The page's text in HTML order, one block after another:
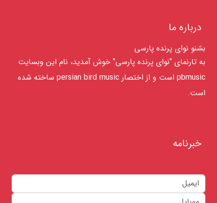
درباره ما
بشنو نوای پرنده پارسی
به تارنمای "نوای پرنده پارسی" خوش آمدید، نام این وبسایت
pbmusic است و از اختصار persian bird music ساخته شده
است.
خبرنامه